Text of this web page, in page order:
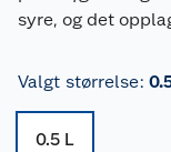
syre, og det
Valgt størrelse:
0.5 L